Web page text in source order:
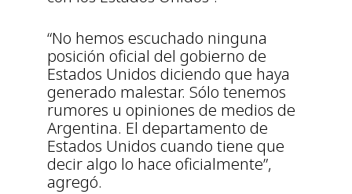
“No hemos escuchado ninguna
posición oficial del gobierno de
Estados Unidos diciendo que haya
generado malestar. Sólo tenemos
rumores u opiniones de medios de
Argentina. El departamento de
Estados Unidos cuando tiene que
decir algo lo hace oficialmente”,
agregó.